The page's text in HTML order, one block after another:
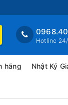
Hotline
hãng Nhật Ký